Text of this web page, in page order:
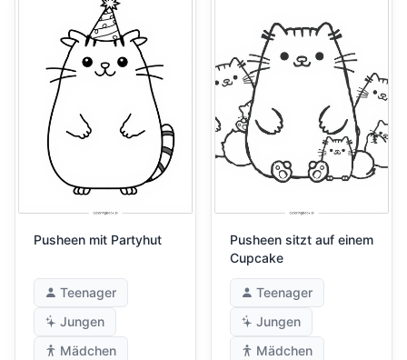
Pusheen mit Partyhut
Teenager
Jungen
Mädchen
Pusheen sitzt auf einem
Cupcake
Teenager
Jungen
Mädchen